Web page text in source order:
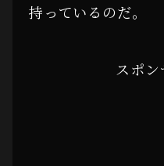
持っているのだ。
スポン